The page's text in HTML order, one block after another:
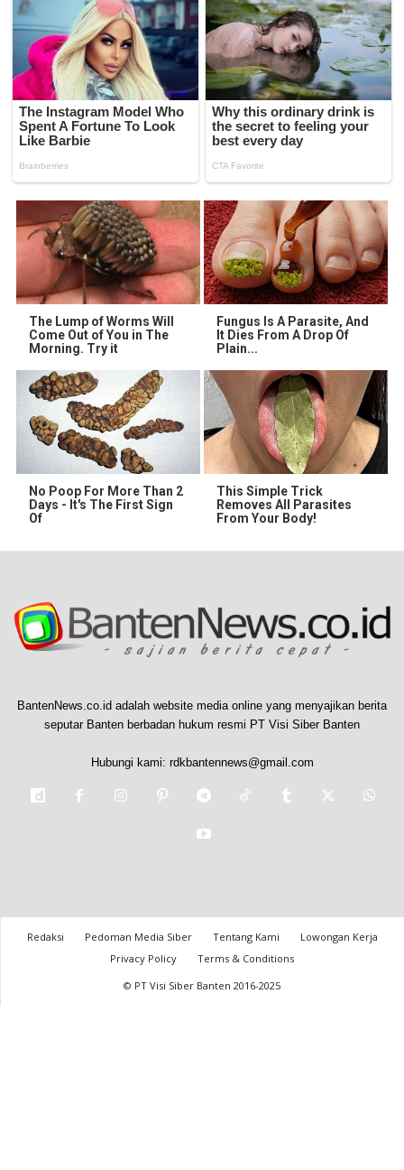
The Lump of Worms Will
Come Out of You in The
Morning. Try it
Fungus Is A Parasite, And
It Dies From A Drop Of
Plain...
No Poop For More Than 2
Days - It's The First Sign
Of
This Simple Trick
Removes All Parasites
From Your Body!
BantenNews.co.id adalah website media online yang menyajikan berita
seputar Banten berbadan hukum resmi PT Visi Siber Banten
Hubungi kami: rdkbantennews@gmail.com
Redaksi Pedoman Media Siber Tentang Kami
Lowongan Kerja
Privacy Policy
Terms & Conditions
© PT Visi Siber Banten 2016-2025